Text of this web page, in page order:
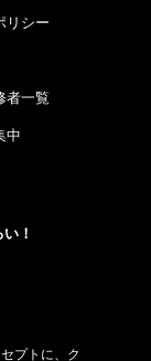
リシー
者一覧
中
！
プトに、ク